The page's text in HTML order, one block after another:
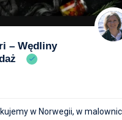
– Wędliny
w Norwegii, w